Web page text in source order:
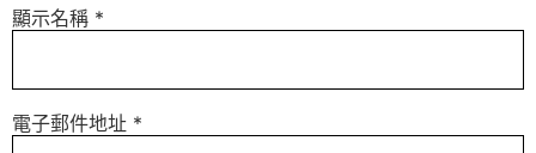
顯示名稱 *
電子郵件地址 *